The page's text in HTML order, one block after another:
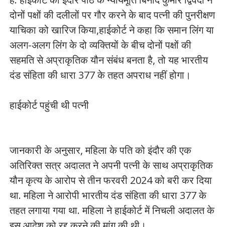
दोनों पक्षों की दलीलों पर गौर करने के बाद पत्नी की पुनरीक्षण
याचिका को खारिज किया,हाईकोर्ट ने कहा कि समान लिंग या
अलग-अलग लिंग के दो व्यक्तियों के बीच दोनों पक्षों की
सहमति से अप्राकृतिक यौन संबंध बनता है, तो यह भारतीय
दंड संहिता की धारा 377 के तहत अपराध नहीं होगा।
हाईकोर्ट पहुंची थी पत्नी
जानकारी के अनुसार, महिला के पति को इंदौर की एक
अतिरिक्त सत्र अदालत ने अपनी पत्नी के साथ अप्राकृतिक
यौन कृत्य के आरोप से तीन फरवरी 2024 को बरी कर दिया
था. महिला ने आरोपी भारतीय दंड संहिता की धारा 377 के
तहत लगाया गया था. महिला ने हाईकोर्ट में निचली अदालत के